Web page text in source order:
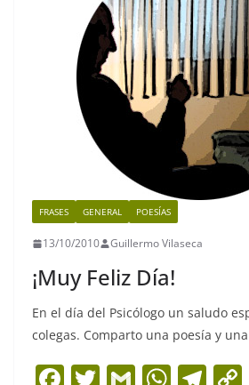
p
FRASES GENERAL POESÍAS
13/10/2010 Guillermo Vilaseca
¡Muy Feliz Día!
En el día del Psicólogo un saludo
colegas. Comparto una poesía y